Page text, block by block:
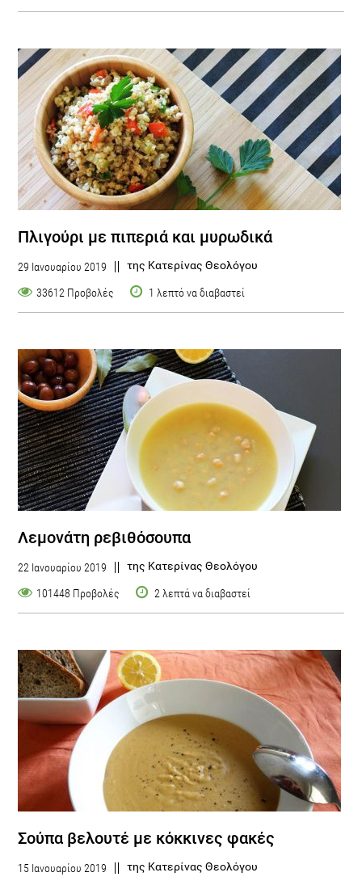
Πλιγούρι με πιπεριά και μυρωδικά
29 Ιανουαρίου 2019 της Κατερίνας Θεολόγου
33612 Προβολές 1 λεπτό να διαβαστεί
Λεμονάτη ρεβιθόσουπα
22 Ιανουαρίου 2019 της Κατερίνας Θεολόγου
101448 Προβολές 2 λεπτά να διαβαστεί
Σούπα βελουτέ με κόκκινες φακές
15 Ιανουαρίου 2019 της Κατερίνας Θεολόγου